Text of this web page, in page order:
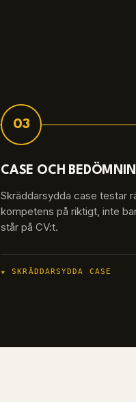
03
CASE OCH
Skräddarsydda case testar
kompetens på riktigt, inte
står på CV:t.
★SKRÄDDARSYDDA CASE